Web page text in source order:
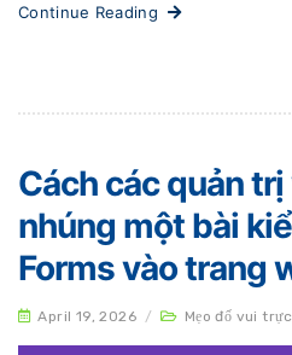
Continue Reading
Cách các quản
nhúng một bài
Forms vào trang
April 19, 2026 / Mẹo đố vui